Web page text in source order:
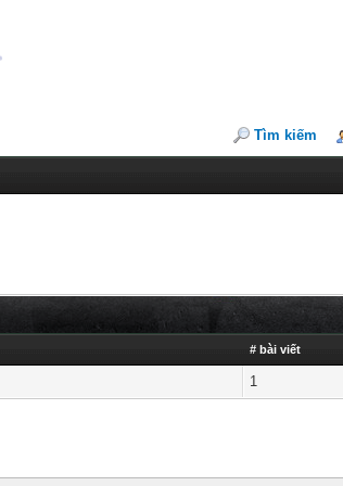
Tìm kiếm
# bài viết
1